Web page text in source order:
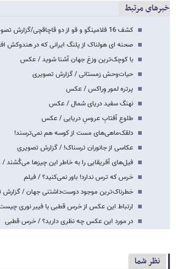
خبرهای مرتبط
کشف 16 فلامینگو و قو از دو قاچاقچی/گزارش تصویری
صحنه ای هولناک از پلنگ ایرانی که در هندوکش
با کوچک‌ترین وزغ جهان آشنا شوید / عکس
حیات‌وحش زمستانی / گزارش تصویری
پرتره لمور وِراکس / عکس
نهنگ سفید دریای شمال / عکس
طلوعِ آفتابِ عروسِ دریایی / عکس
دلقک‌ماهی‌های مست از کوسه هم نمی‌ترسند!
عکاسی از جانوران ترسناک! / گزارش تصویری
فیل‌های آفریقایی را به خاطر این چیزها
خرس که ترس ندارد! باور نمی‌کنید؟ / فیلم
خطرناک‌ترین موجود دوست‌داشتنی جهان / گزارش
ارتباط این عکس از خرس قطبی با فیبر نوری
در مورد این عکس چه نظری دارید؟ / خرس قطبی
نظر شما